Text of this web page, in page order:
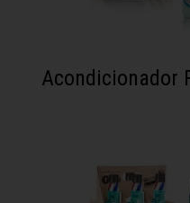
Acondicionador